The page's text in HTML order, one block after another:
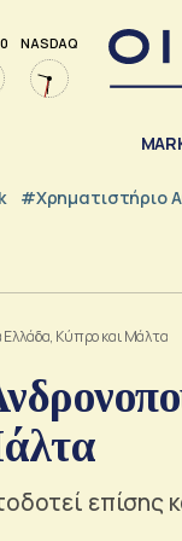
NASDAQ
#Χρηματιστήριο
Ελλάδα, Κύπρο και Μάλτα
επίσης